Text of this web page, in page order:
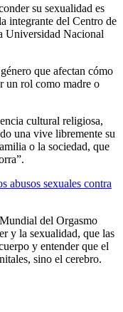
su sexualidad es
integrante del Centro de
Universidad Nacional
que afectan cómo
un rol como madre o
cultural religiosa,
una vive libremente su
o la sociedad, que
abusos sexuales contra
del Orgasmo
y la sexualidad, que las
y entender que el
sino el cerebro.